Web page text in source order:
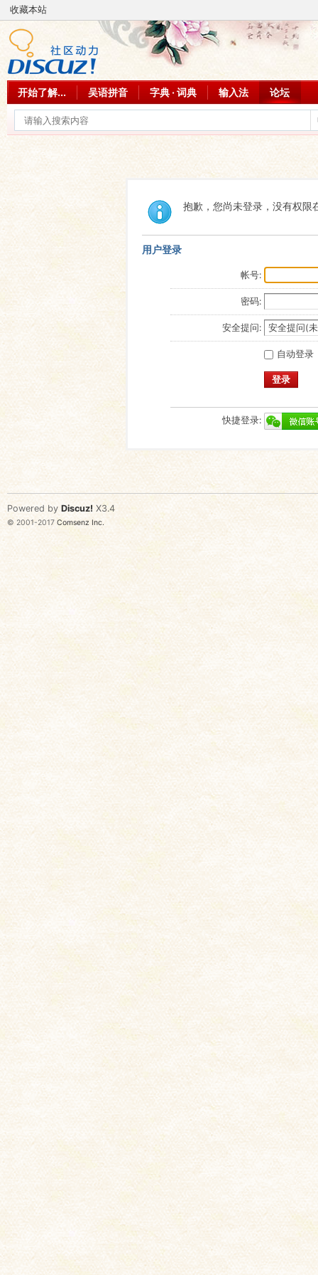
收藏本站
开始了解... 吴语拼音 字典 · 词典 输入法 论坛
抱歉，您尚未登录，没有权限
用户登录
帐号:
密码:
安全提问:
自动登录
登录
快捷登录:
Powered by Discuz! X3.4
© 2001-2017 Comsenz Inc.